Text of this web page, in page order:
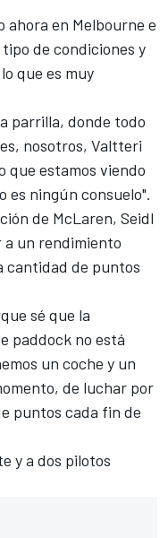
ahora en Melbourne e
de condiciones y
que es muy
parrilla, donde todo
, nosotros, Valtteri
que estamos viendo
es ningún consuelo".
de McLaren, Seidl
a un rendimiento
cantidad de puntos
sé que la
paddock no está
un coche y un
de luchar por
puntos cada fin de
y a dos pilotos